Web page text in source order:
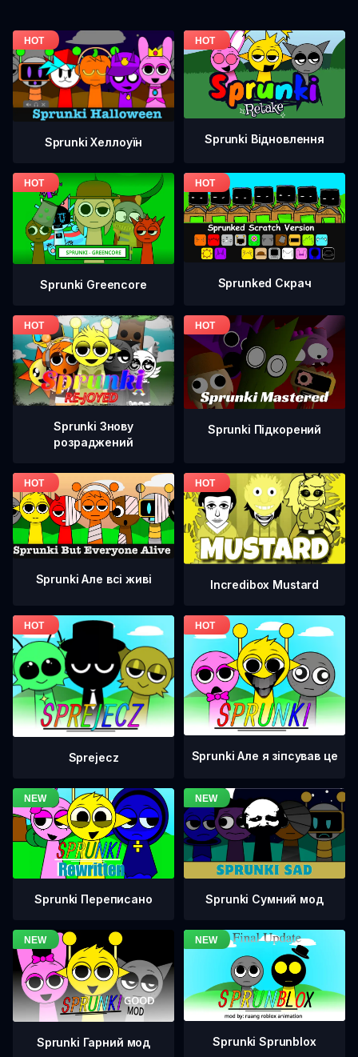
Sprunki Хеллоуїн Sprunki Відновлення
Sprunki Greencore Sprunked Скрач
Sprunki Знову
розраджений
Sprunki Підкорений
Sprunki Але всі живі Incredibox Mustard
Sprejecz Sprunki Але я зіпсував це
Sprunki Переписано Sprunki Сумний мод
Sprunki Гарний мод Sprunki Sprunblox